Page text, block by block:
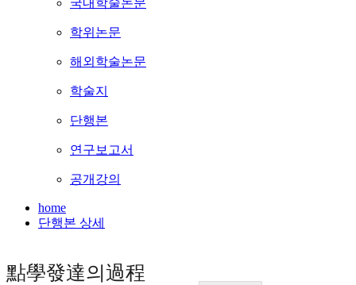
국내학술논문
학위논문
해외학술논문
학술지
단행본
연구보고서
공개강의
home
단행본 상세
點學發達의過程